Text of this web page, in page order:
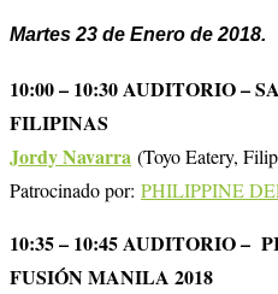
Martes 23 de Enero de 2018.
10:00 – 10:30 AUDITORIO –
FILIPINAS
Jordy Navarra (Toyo Eatery,
Patrocinado por: PHILIPPINE
10:35 – 10:45 AUDITORIO –
FUSIÓN MANILA 2018